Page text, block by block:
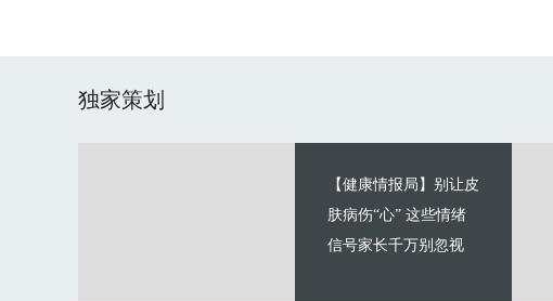
独家策划
【健康情报局】别让皮
肤病伤“心” 这些情绪
信号家长千万别忽视